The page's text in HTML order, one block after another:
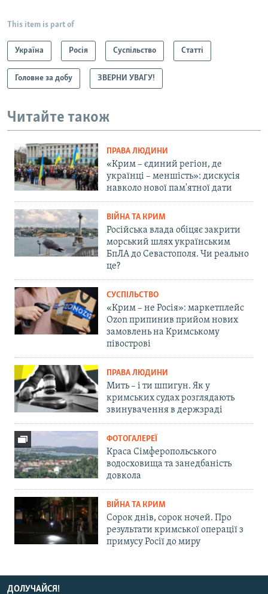
This item is part of
Україна Росія Суспільство Статті
Головне за добу ЗВЕРНИ УВАГУ!
Читайте також
ПРАВА ЛЮДИНИ
«Крим – єдиний регіон, де
українці – меншість»: дискусія
навколо нової пам'ятної дати
ВІЙНА ТА КРИМ
Російська влада обіцяє закрити
морський шлях українським
БпЛА до Севастополя. Чи реально
це?
СУСПІЛЬСТВО
«Крим – не Росія»: маркетплейс
Ozon припинив прийом нових
замовлень на Кримському
півострові
ПРАВА ЛЮДИНИ
Мить – і ти шпигун. Як у
кримських судах розглядають
звинувачення в держзраді
ФОТОГАЛЕРЕЇ
Краса Сімферопольського
водосховища та занедбаність
довкола
ВІЙНА ТА КРИМ
Сорок днів, сорок ночей. Про
результати кримської операції з
примусу Росії до миру
ДОЛУЧАЙСЯ!